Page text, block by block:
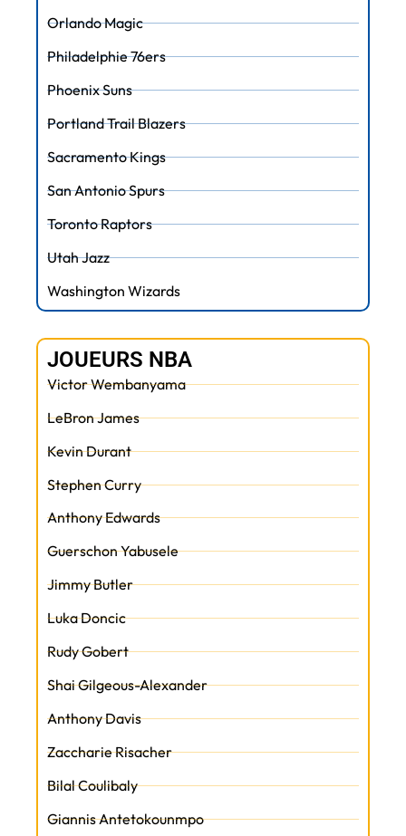
Orlando Magic
Philadelphie 76ers
Phoenix Suns
Portland Trail Blazers
Sacramento Kings
San Antonio Spurs
Toronto Raptors
Utah Jazz
Washington Wizards
JOUEURS NBA
Victor Wembanyama
LeBron James
Kevin Durant
Stephen Curry
Anthony Edwards
Guerschon Yabusele
Jimmy Butler
Luka Doncic
Rudy Gobert
Shai Gilgeous-Alexander
Anthony Davis
Zaccharie Risacher
Bilal Coulibaly
Giannis Antetokounmpo